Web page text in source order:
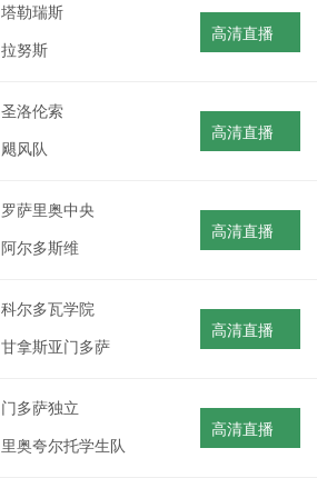
塔勒瑞斯
拉努斯
高清直播
圣洛伦索
飓风队
高清直播
罗萨里奥中央
阿尔多斯维
高清直播
科尔多瓦学院
甘拿斯亚门多萨
高清直播
门多萨独立
里奥夸尔托学生队
高清直播